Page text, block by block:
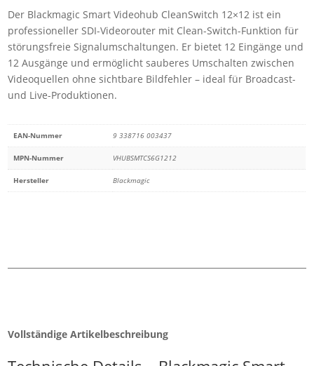
12x12
Menge
Der Blackmagic Smart Videohub CleanSwitch 12×12 ist ein
professioneller SDI-Videorouter mit Clean-Switch-Funktion für
störungsfreie Signalumschaltungen. Er bietet 12 Eingänge und
12 Ausgänge und ermöglicht sauberes Umschalten zwischen
Videoquellen ohne sichtbare Bildfehler – ideal für Broadcast-
und Live-Produktionen.
EAN-Nummer 9 338716 003437
MPN-Nummer VHUBSMTCS6G1212
Hersteller Blackmagic
Vollständige Artikelbeschreibung